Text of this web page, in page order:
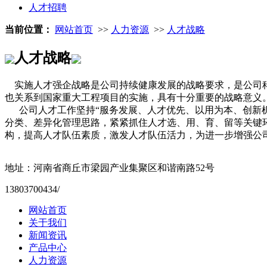
人才招聘
当前位置： 网站首页 >> 人力资源 >> 人才战略
人才战略
实施人才强企战略是公司持续健康发展的战略要求，是公司
也关系到国家重大工程项目的实施，具有十分重要的战略意义
公司人才工作坚持“服务发展、人才优先、以用为本、创新
分类、差异化管理思路，紧紧抓住人才选、用、育、留等关
构，提高人才队伍素质，激发人才队伍活力，为进一步增强
地址：河南省商丘市梁园产业集聚区和谐南路52号
13803700434/
网站首页
关于我们
新闻资讯
产品中心
人力资源